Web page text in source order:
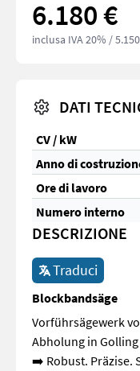
6.180 €
inclusa IVA 20% /
DATI
CV / kW
Anno di
Ore di lavoro
Numero interno
DESCRIZIONE
Traduci
Blockbandsäge
Vorführsägewerk
Abholung in Golling
➡️ Robust. Präzise.